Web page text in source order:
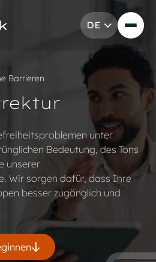
DE
Barrieren
unter
Bedeutung, des Tons
unserer
Wir sorgen dafür, dass Ihre
besser zugänglich und